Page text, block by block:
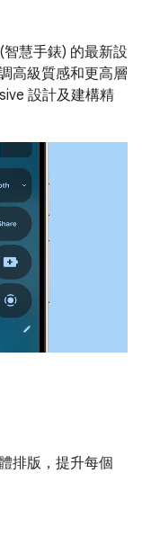
慧手錶) 的最新設
高級質感和更高層
設計及建構精
排版，提升每個